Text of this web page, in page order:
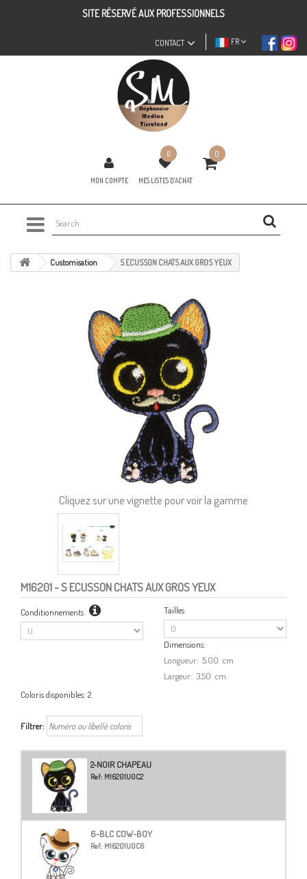
SITE RÉSERVÉ AUX PROFESSIONNELS
FR
CONTACT
MON COMPTE
0
MES LISTES D'ACHAT
0
Customisation S ECUSSON CHATS AUX GROS YEUX
Cliquez sur une vignette pour voir la gamme
M16201- S ECUSSON CHATS AUX GROS YEUX
Conditionnements Tailles
Dimensions:
Longueur: 5.00 cm
Largeur: 3.50 cm
Coloris disponibles: 2
Filtrer:
2-NOIR CHAPEAU
Ref: M16201U0C2
6-BLC COW-BOY
Ref: M16201U0C6